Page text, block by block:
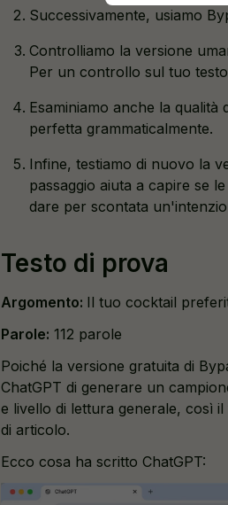
Successivamente, usiamo
Controlliamo la versione
Per un controllo sul tuo
Esaminiamo anche la
perfetta grammaticalmente.
Infine, testiamo di nuovo la
passaggio aiuta a capire se
dare per scontata
Testo di prova
Argomento: Il tuo cocktail
Parole: 112 parole
Poiché la versione gratuita di
ChatGPT di generare un
e livello di lettura generale, così
di articolo.
Ecco cosa ha scritto ChatGPT: